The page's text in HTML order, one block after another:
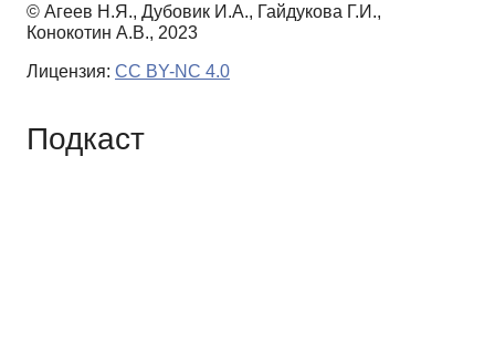
© Агеев Н.Я., Дубовик И.А., Гайдукова Г.И.,
Конокотин А.В., 2023
Лицензия: CC BY-NC 4.0
Подкаст